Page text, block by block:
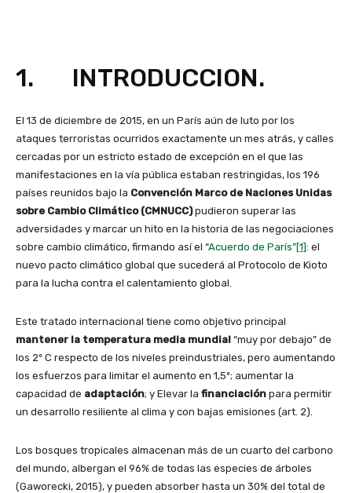
1. INTRODUCCION.
El 13 de diciembre de 2015, en un París aún de luto por los
ataques terroristas ocurridos exactamente un mes atrás, y calles
cercadas por un estricto estado de excepción en el que las
manifestaciones en la vía pública estaban restringidas, los 196
países reunidos bajo la Convención Marco de Naciones Unidas
sobre Cambio Climático (CMNUCC)pudieron superar las
adversidades y marcar un hito en la historia de las negociaciones
sobre cambio climático, firmando así el “Acuerdo de París”[1]: el
nuevo pacto climático global que sucederá al Protocolo de Kioto
para la lucha contra el calentamiento global.
Este tratado internacional tiene como objetivo principal
mantener la temperatura media mundial “muy por debajo” de
los 2º C respecto de los niveles preindustriales, pero aumentando
los esfuerzos para limitar el aumento en 1,5º; aumentar la
capacidad de adaptación; y Elevar la financiación para permitir
un desarrollo resiliente al clima y con bajas emisiones (art. 2).
Los bosques tropicales almacenan más de un cuarto del carbono
del mundo, albergan el 96% de todas las especies de árboles
(Gaworecki, 2015), y pueden absorber hasta un 30% del total de